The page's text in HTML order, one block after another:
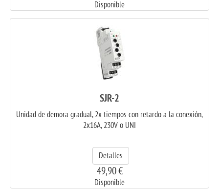
Disponible
SJR-2
Unidad de demora gradual, 2x tiempos con retardo a la conexión,
2x16A, 230V o UNI
Detalles
49,90 €
Disponible